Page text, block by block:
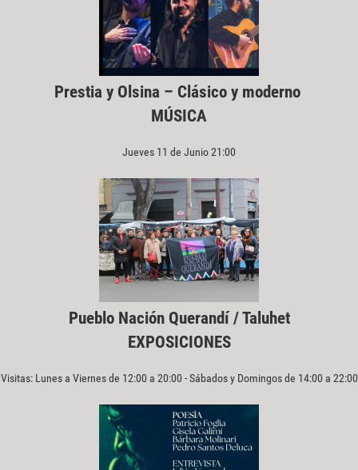
Prestia y Olsina – Clásico y moderno
MÚSICA
Jueves 11 de Junio 21:00
Pueblo Nación Querandí / Taluhet
EXPOSICIONES
Visitas: Lunes a Viernes de 12:00 a 20:00 - Sábados y Domingos de 14:00 a 22:00